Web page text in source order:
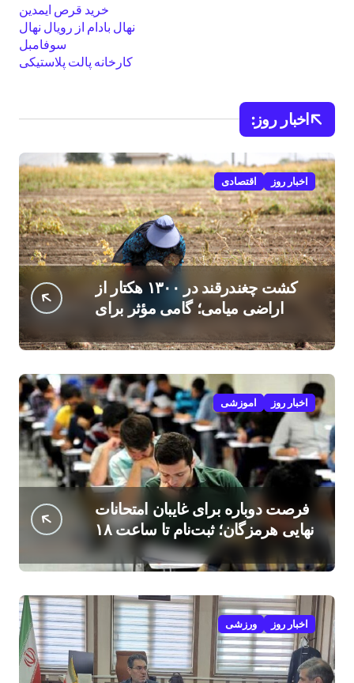
خرید قرص ایمدین
نهال بادام از رویال نهال
سوفامبل
کارخانه پالت پلاستیکی
اخبار روز:
اخبار روز اقتصادی
کشت چغندرقند در ۱۳۰۰ هکتار از
اراضی میامی؛ گامی مؤثر برای
افزایش درآمد کشاورزان
اخبار روز اموزشی
فرصت دوباره برای غایبان امتحانات
نهایی هرمزگان؛ ثبت‌نام تا ساعت ۱۸
امروز
اخبار روز ورزشی